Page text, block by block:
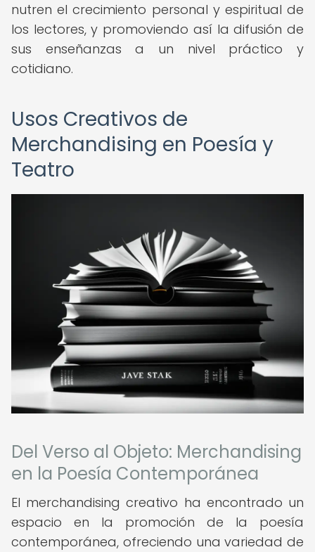
nutren el crecimiento personal y espiritual de
los lectores, y promoviendo así la difusión de
sus enseñanzas a un nivel práctico y
cotidiano.
Usos Creativos de
Merchandising en Poesía y
Teatro
Del Verso al Objeto: Merchandising
en la Poesía Contemporánea
El merchandising creativo ha encontrado un
espacio en la promoción de la poesía
contemporánea, ofreciendo una variedad de